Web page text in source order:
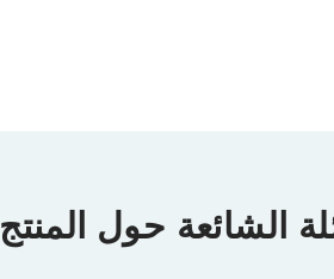
الشائعة حول المنتج